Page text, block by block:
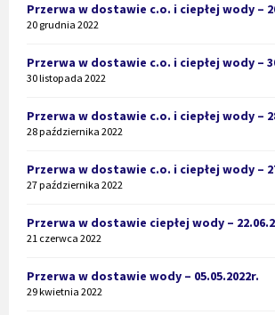
Przerwa w dostawie c.o. i ciepłej wody –
20 grudnia 2022
Przerwa w dostawie c.o. i ciepłej wody –
30 listopada 2022
Przerwa w dostawie c.o. i ciepłej wody –
28 października 2022
Przerwa w dostawie c.o. i ciepłej wody –
27 października 2022
Przerwa w dostawie ciepłej wody –
21 czerwca 2022
Przerwa w dostawie wody – 05.05.2022r.
29 kwietnia 2022